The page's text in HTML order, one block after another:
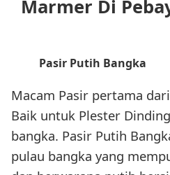
Marmer Di
Pasir Putih Bangka
Macam Pasir pertama
Baik untuk Plester
bangka. Pasir Putih
pulau bangka yang